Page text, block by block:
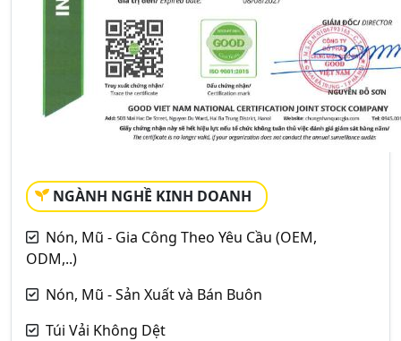
NGÀNH NGHỀ KINH DOANH
Nón, Mũ - Gia Công Theo Yêu Cầu (OEM,
ODM,..)
Nón, Mũ - Sản Xuất và Bán Buôn
Túi Vải Không Dệt